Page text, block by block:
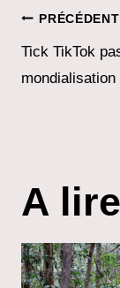
de
PRÉCÉDENT
Tick ​​TikTok
mondialisation
A